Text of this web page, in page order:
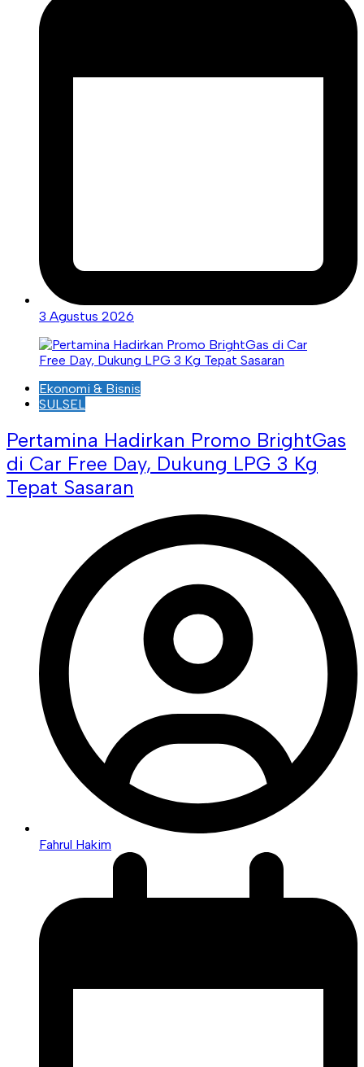
3 Agustus 2026
Ekonomi & Bisnis
SULSEL
Pertamina Hadirkan Promo BrightGas
di Car Free Day, Dukung LPG 3 Kg
Tepat Sasaran
Fahrul Hakim